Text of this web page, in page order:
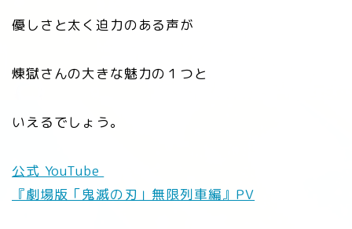
優しさと太く迫力のある声が
煉󠄁獄さんの大きな魅力の１つと
いえるでしょう。
公式 YouTube
『劇場版「鬼滅の刃」無限列車編』PV